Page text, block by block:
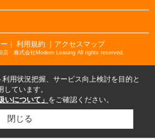
｜ 利用規約 ｜アクセスマップ
株式会社Modern Leasing All rights reserved.
用状況把握、サービス向上検討を目的と
ています。
いについて」 をご確認ください。
閉じる